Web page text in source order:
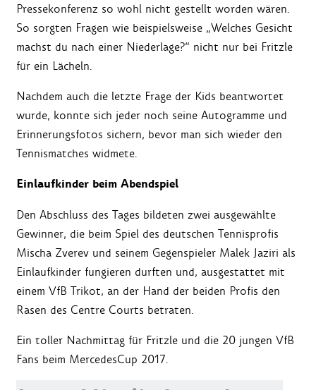
Pressekonferenz so wohl nicht gestellt worden wären.
So sorgten Fragen wie beispielsweise „Welches Gesicht
machst du nach einer Niederlage?“ nicht nur bei Fritzle
für ein Lächeln.
Nachdem auch die letzte Frage der Kids beantwortet
wurde, konnte sich jeder noch seine Autogramme und
Erinnerungsfotos sichern, bevor man sich wieder den
Tennismatches widmete.
Einlaufkinder beim Abendspiel
Den Abschluss des Tages bildeten zwei ausgewählte
Gewinner, die beim Spiel des deutschen Tennisprofis
Mischa Zverev und seinem Gegenspieler Malek Jaziri als
Einlaufkinder fungieren durften und, ausgestattet mit
einem VfB Trikot, an der Hand der beiden Profis den
Rasen des Centre Courts betraten.
Ein toller Nachmittag für Fritzle und die 20 jungen VfB
Fans beim MercedesCup 2017.